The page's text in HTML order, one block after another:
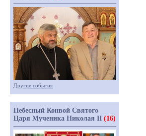
Другие события
Небесный Конвой Святого
Царя Мученика Николая II (16)